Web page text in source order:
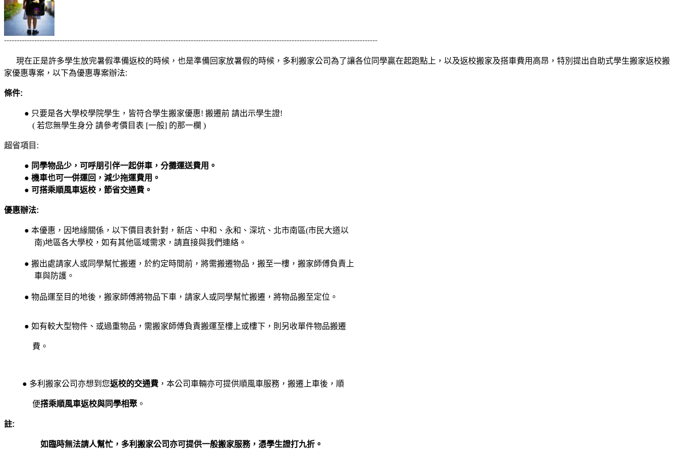
----------------------------------------------------------------------------------------------------------------------------------------------------
現在正是許多學生放完暑假準備返校的時候，也是準備回家放暑假的時候，多利搬家公司為了讓各位同學贏在起跑點上，以及返校搬家及搭車費用高昂，特別提出自助式學生搬家返校搬
家優惠專案，以下為優惠專案辦法:
條件:
● 只要是各大學校學院學生，皆符合學生搬家優惠! 搬遷前 請出示學生證!
( 若您無學生身分 請參考價目表 [一般] 的那一欄 )
超省項目:
● 同學物品少，可呼朋引伴一起併車，分攤運送費用。
● 機車也可一併運回，減少拖運費用。
● 可搭乘順風車返校，節省交通費。
優惠辦法:
● 本優惠，因地緣關係，以下價目表針對，新店、中和、永和、深坑、北市南區(市民大道以
南)地區各大學校，如有其他區域需求，請直接與我們連絡。
● 搬出處請家人或同學幫忙搬遷，於約定時間前，將需搬遷物品，搬至一樓，搬家師傅負責上
車與防護。
● 物品運至目的地後，搬家師傅將物品下車，請家人或同學幫忙搬遷，將物品搬至定位。
● 如有較大型物件、或過重物品，需搬家師傅負責搬運至樓上或樓下，則另收單件物品搬遷
費。
● 多利搬家公司亦想到您返校的交通費 ，本公司車輛亦可提供順風車服務，搬遷上車後，順
便撘乘順風車返校與同學相聚 。
註:
如臨時無法請人幫忙，多利搬家公司亦可提供一般搬家服務，憑學生證打九折 。